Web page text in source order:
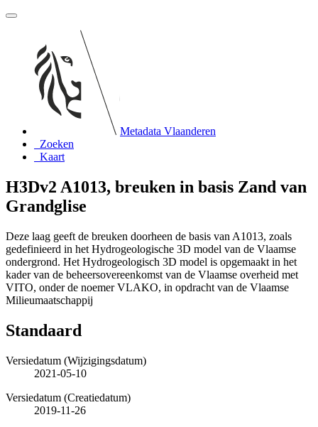
Metadata Vlaanderen
Zoeken
Kaart
H3Dv2 A1013, breuken in basis Zand van
Grandglise
Deze laag geeft de breuken doorheen de basis van A1013, zoals
gedefinieerd in het Hydrogeologische 3D model van de Vlaamse
ondergrond. Het Hydrogeologisch 3D model is opgemaakt in het
kader van de beheersovereenkomst van de Vlaamse overheid met
VITO, onder de noemer VLAKO, in opdracht van de Vlaamse
Milieumaatschappij
Standaard
Versiedatum (Wijzigingsdatum)
2021-05-10
Versiedatum (Creatiedatum)
2019-11-26